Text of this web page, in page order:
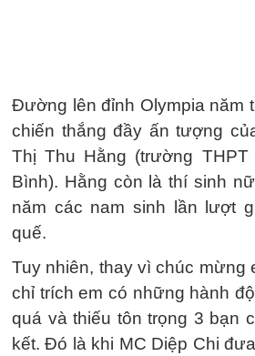
Đường lên đỉnh Olympia năm
chiến thắng đầy ấn tượng
Thị Thu Hằng (trường
Bình). Hằng còn là thí sinh
năm các nam sinh lần lượt
quế.
Tuy nhiên, thay vì chúc mừng
chỉ trích em có những hành
quá và thiếu tôn trọng 3 bạn
kết. Đó là khi MC Diệp Chi